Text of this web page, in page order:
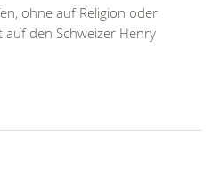
ohne auf Religion oder
den Schweizer Henry